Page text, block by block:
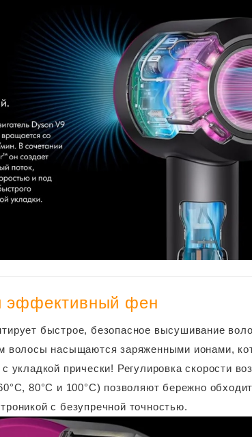
эффективный фен
быстрое, безопасное высушивание
волосы насыщаются заряженными ионами,
укладкой прически! Регулировка скорости
80°C и 100°C) позволяют бережно
с безупречной точностью.